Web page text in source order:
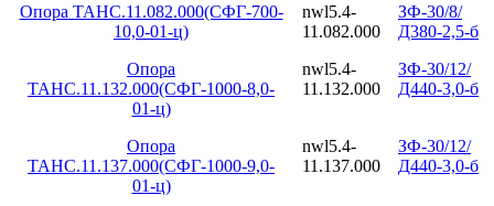
Опора ТАНС.11.082.000(СФГ-700-
10,0-01-ц)
nwl5.4-
11.082.000
ЗФ-30/8/
Д380-2,5-б
Опора
ТАНС.11.132.000(СФГ-1000-8,0-
01-ц)
nwl5.4-
11.132.000
ЗФ-30/12/
Д440-3,0-б
Опора
ТАНС.11.137.000(СФГ-1000-9,0-
01-ц)
nwl5.4-
11.137.000
ЗФ-30/12/
Д440-3,0-б